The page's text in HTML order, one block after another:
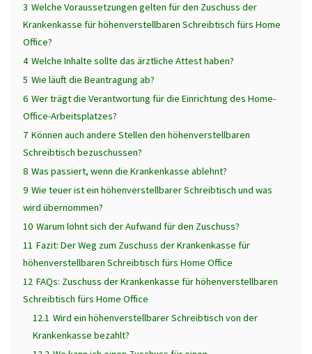
3 Welche Voraussetzungen gelten für den Zuschuss der
Krankenkasse für höhenverstellbaren Schreibtisch fürs Home
Office?
4 Welche Inhalte sollte das ärztliche Attest haben?
5 Wie läuft die Beantragung ab?
6 Wer trägt die Verantwortung für die Einrichtung des Home-
Office-Arbeitsplatzes?
7 Können auch andere Stellen den höhenverstellbaren
Schreibtisch bezuschussen?
8 Was passiert, wenn die Krankenkasse ablehnt?
9 Wie teuer ist ein höhenverstellbarer Schreibtisch und was
wird übernommen?
10 Warum lohnt sich der Aufwand für den Zuschuss?
11 Fazit: Der Weg zum Zuschuss der Krankenkasse für
höhenverstellbaren Schreibtisch fürs Home Office
12 FAQs: Zuschuss der Krankenkasse für höhenverstellbaren
Schreibtisch fürs Home Office
12.1 Wird ein höhenverstellbarer Schreibtisch von der
Krankenkasse bezahlt?